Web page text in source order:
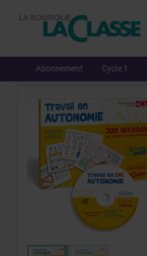
Abonnement Cycle 1